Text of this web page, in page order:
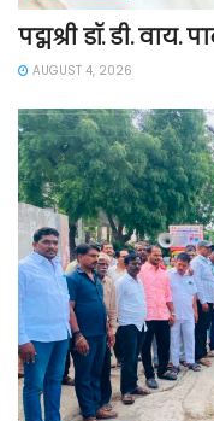
पद्मश्री डॉ. डी. वाय.
AUGUST 4, 2026